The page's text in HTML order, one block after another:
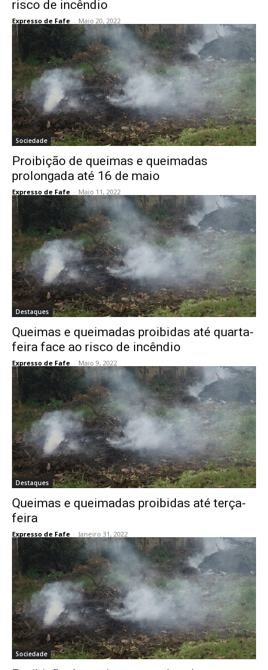
risco de incêndio
Expresso de Fafe - Maio 20, 2022
Sociedade
Proibição de queimas e queimadas
prolongada até 16 de maio
Expresso de Fafe - Maio 11, 2022
Destaques
Queimas e queimadas proibidas até quarta-
feira face ao risco de incêndio
Expresso de Fafe - Maio 9, 2022
Destaques
Queimas e queimadas proibidas até terça-
feira
Expresso de Fafe - Janeiro 31, 2022
Sociedade